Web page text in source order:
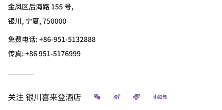
金凤区后海路 155 号,
银川, 宁夏, 750000
免费电话:+86-951-5132888
传真:+86 951-5176999
关注银川喜来登酒店 微信 微博 飞猪 小红书